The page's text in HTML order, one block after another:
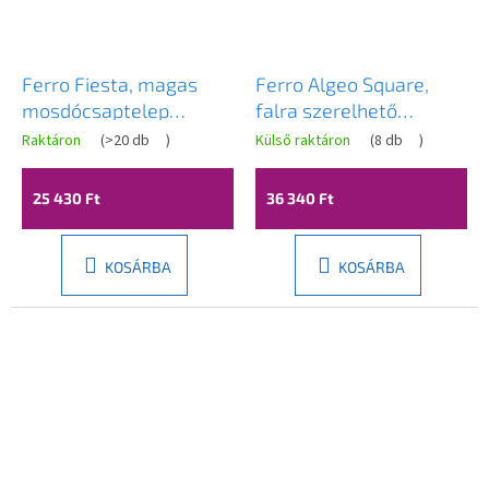
Ferro Fiesta, magas
mosdócsaptelep
rugalmas karral,
fekete-króm, BFI2FB
Raktáron (>20 db )
25 430 Ft
KOSÁRBA
Ferro Algeo Square,
falra szerelhető
mosdócsap flexibilis
kifolyóval 150 mm,
króm, BAG5FB
Külső raktáron (8 db )
36 340 Ft
KOSÁRBA